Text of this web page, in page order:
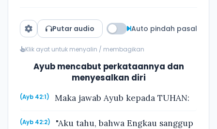
Putar audio Auto pindah pasal
Klik ayat untuk menyalin / membagikan
Ayub mencabut perkataannya dan
menyesalkan diri
(Ayb 42:1) Maka jawab Ayub kepada TUHAN:
(Ayb 42:2)
"Aku tahu, bahwa Engkau sanggup